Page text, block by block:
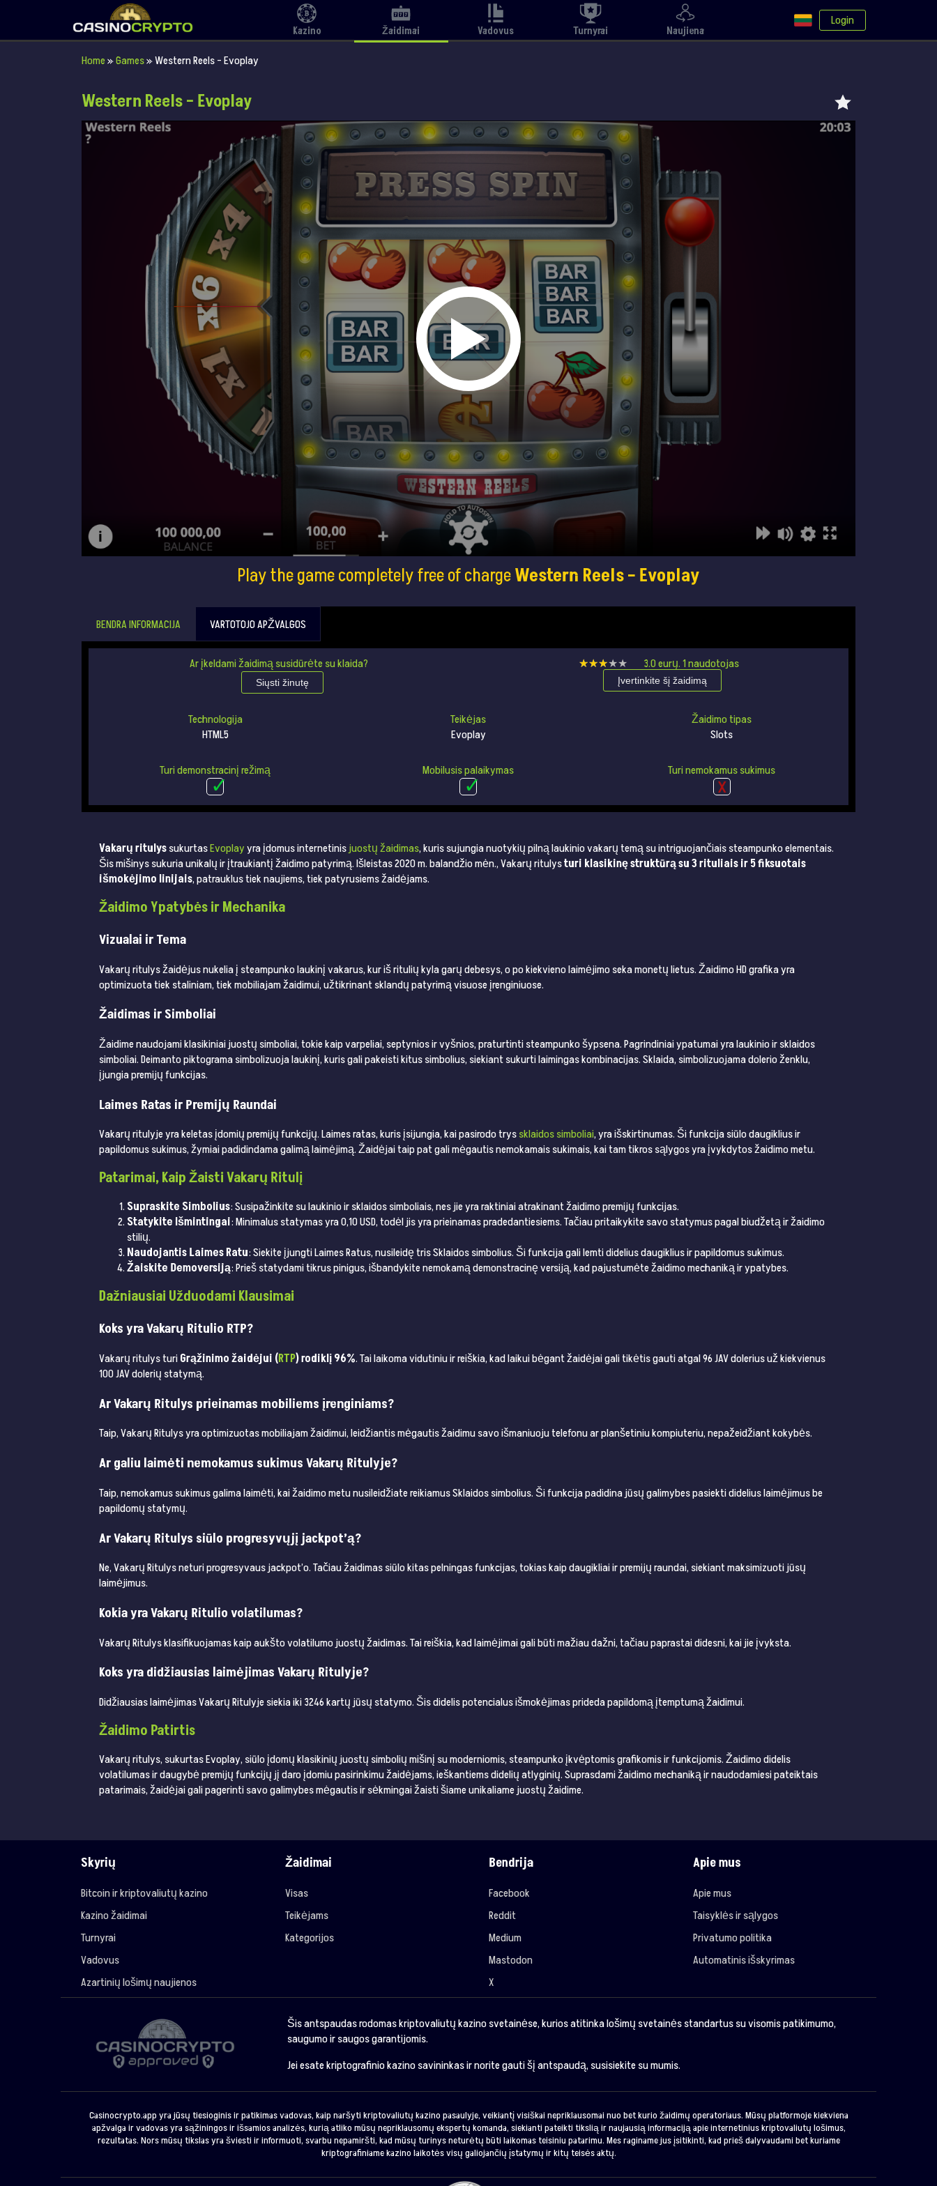
Kazino Žaidimai Vadovus Turnyrai Naujiena
Login
Home»Games»Western Reels – Evoplay
Western Reels – Evoplay
Play the game completely free of chargeWestern Reels – Evoplay
BENDRA INFORMACIJA VARTOTOJO APŽVALGOS
Ar įkeldami žaidimą susidūrėte su klaida?
Siųsti žinutę
★★★★★
★★★★★ 3.0eurų.1naudotojas
Įvertinkite šį žaidimą
Technologija
HTML5
Teikėjas
Evoplay
Žaidimo tipas
Slots
Turi demonstracinį režimą Mobilusis palaikymas Turi nemokamus sukimus
Vakarų ritulyssukurtasEvoplayyra įdomus internetinisjuostų žaidimas, kuris sujungia nuotykių pilną laukinio vakarų temą su intriguojančiais steampunko elementais.
Šis mišinys sukuria unikalų ir įtraukiantį žaidimo patyrimą. Išleistas 2020 m. balandžio mėn., Vakarų ritulysturi klasikinę struktūrą su 3 rituliais ir 5 fiksuotais
išmokėjimo linijais, patrauklus tiek naujiems, tiek patyrusiems žaidėjams.
Žaidimo Ypatybės ir Mechanika
Vizualai ir Tema
Vakarų ritulys žaidėjus nukelia į steampunko laukinį vakarus, kur iš ritulių kyla garų debesys, o po kiekvieno laimėjimo seka monetų lietus. Žaidimo HD grafika yra
optimizuota tiek staliniam, tiek mobiliajam žaidimui, užtikrinant sklandų patyrimą visuose įrenginiuose.
Žaidimas ir Simboliai
Žaidime naudojami klasikiniai juostų simboliai, tokie kaip varpeliai, septynios ir vyšnios, praturtinti steampunko šypsena. Pagrindiniai ypatumai yra laukinio ir sklaidos
simboliai. Deimanto piktograma simbolizuoja laukinį, kuris gali pakeisti kitus simbolius, siekiant sukurti laimingas kombinacijas. Sklaida, simbolizuojama dolerio ženklu,
įjungia premijų funkcijas.
Laimes Ratas ir Premijų Raundai
Vakarų ritulyje yra keletas įdomių premijų funkcijų. Laimes ratas, kuris įsijungia, kai pasirodo tryssklaidos simboliai, yra išskirtinumas. Ši funkcija siūlo daugiklius ir
papildomus sukimus, žymiai padidindama galimą laimėjimą. Žaidėjai taip pat gali mėgautis nemokamais sukimais, kai tam tikros sąlygos yra įvykdytos žaidimo metu.
Patarimai, Kaip Žaisti Vakarų Ritulį
Supraskite Simbolius: Susipažinkite su laukinio ir sklaidos simboliais, nes jie yra raktiniai atrakinant žaidimo premijų funkcijas.
Statykite Išmintingai: Minimalus statymas yra 0,10 USD, todėl jis yra prieinamas pradedantiesiems. Tačiau pritaikykite savo statymus pagal biudžetą ir žaidimo
stilių.
Naudojantis Laimes Ratu: Siekite įjungti Laimes Ratus, nusileidę tris Sklaidos simbolius. Ši funkcija gali lemti didelius daugiklius ir papildomus sukimus.
Žaiskite Demoversiją: Prieš statydami tikrus pinigus, išbandykite nemokamą demonstracinę versiją, kad pajustumėte žaidimo mechaniką ir ypatybes.
Dažniausiai Užduodami Klausi­mai
Koks yra Vakarų Ritulio RTP?
Vakarų ritulys turiGrąžinimo žaidėjui (RTP) rodiklį 96%. Tai laikoma vidutiniu ir reiškia, kad laikui bėgant žaidėjai gali tikėtis gauti atgal 96 JAV dolerius už kiekvienus
100 JAV dolerių statymą.
Ar Vakarų Ritulys prieinamas mobiliems įrenginiams?
Taip, Vakarų Ritulys yra optimizuotas mobiliajam žaidimui, leidžiantis mėgautis žaidimu savo išmaniuoju telefonu ar planšetiniu kompiuteriu, nepažeidžiant kokybės.
Ar galiu laimėti nemokamus sukimus Vakarų Ritulyje?
Taip, nemokamus sukimus galima laimėti, kai žaidimo metu nusileidžiate reikiamus Sklaidos simbolius. Ši funkcija padidina jūsų galimybes pasiekti didelius laimėjimus be
papildomų statymų.
Ar Vakarų Ritulys siūlo progresyvųjį jackpot’ą?
Ne, Vakarų Ritulys neturi progresyvaus jackpot’o. Tačiau žaidimas siūlo kitas pelningas funkcijas, tokias kaip daugikliai ir premijų raundai, siekiant maksimizuoti jūsų
laimėjimus.
Kokia yra Vakarų Ritulio volatilumas?
Vakarų Ritulys klasifikuojamas kaip aukšto volatilumo juostų žaidimas. Tai reiškia, kad laimėjimai gali būti mažiau dažni, tačiau paprastai didesni, kai jie įvyksta.
Koks yra didžiausias laimėjimas Vakarų Ritulyje?
Didžiausias laimėjimas Vakarų Ritulyje siekia iki 3246 kartų jūsų statymo. Šis didelis potencialus išmokėjimas prideda papildomą įtemptumą žaidimui.
Žaidimo Patirtis
Vakarų ritulys, sukurtas Evoplay, siūlo įdomų klasikinių juostų simbolių mišinį su moderniomis, steampunko įkvėptomis grafikomis ir funkcijomis. Žaidimo didelis
volatilumas ir daugybė premijų funkcijų jį daro įdomiu pasirinkimu žaidėjams, ieškantiems didelių atlyginių. Suprasdami žaidimo mechaniką ir naudodamiesi pateiktais
patarimais, žaidėjai gali pagerinti savo galimybes mėgautis ir sėkmingai žaisti šiame unikaliame juostų žaidime.
Skyrių
Bitcoin ir kriptovaliutų kazino
Kazino žaidimai
Turnyrai
Vadovus
Azartinių lošimų naujienos
Žaidimai
Visas
Teikėjams
Kategorijos
Bendrija
Facebook
Reddit
Medium
Mastodon
X
Apie mus
Apie mus
Taisyklės ir sąlygos
Privatumo politika
Automatinis išskyrimas
Šis antspaudas rodomas kriptovaliutų kazino svetainėse, kurios atitinka lošimų svetainės standartus su visomis patikimumo,
saugumo ir saugos garantijomis.
Jei esate kriptografinio kazino savininkas ir norite gauti šį antspaudą, susisiekite su mumis.
Casinocrypto.app yra jūsų tiesioginis ir patikimas vadovas, kaip naršyti kriptovaliutų kazino pasaulyje, veikiantį visiškai nepriklausomai nuo bet kurio žaidimų operatoriaus. Mūsų platformoje kiekviena
apžvalga ir vadovas yra sąžiningos ir išsamios analizės, kurią atliko mūsų nepriklausomų ekspertų komanda, siekianti pateikti tikslią ir naujausią informaciją apie internetinius kriptovaliutų lošimus,
rezultatas. Nors mūsų tikslas yra šviesti ir informuoti, svarbu nepamiršti, kad mūsų turinys neturėtų būti laikomas teisiniu patarimu. Mes raginame jus įsitikinti, kad prieš dalyvaudami bet kuriame
kriptografiniame kazino laikotės visų galiojančių įstatymų ir kitų teisės aktų.